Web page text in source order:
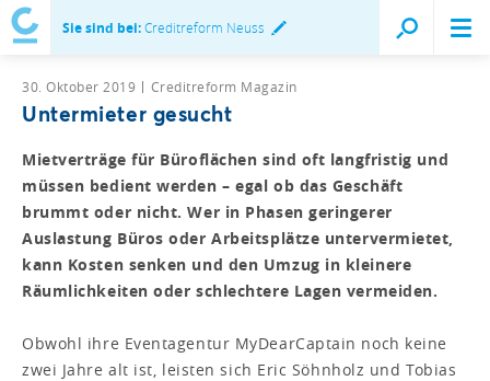
Sie sind bei:Creditreform Neuss
30. Oktober 2019 Creditreform Magazin
Untermieter gesucht
Mietverträge für Büroflächen sind oft langfristig und
müssen bedient werden – egal ob das Geschäft
brummt oder nicht. Wer in Phasen geringerer
Auslastung Büros oder Arbeitsplätze untervermietet,
kann Kosten senken und den Umzug in kleinere
Räumlichkeiten oder schlechtere Lagen vermeiden.
Obwohl ihre Eventagentur MyDearCaptain noch keine
zwei Jahre alt ist, leisten sich Eric Söhnholz und Tobias